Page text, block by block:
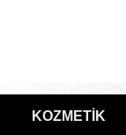
KOZMETİK